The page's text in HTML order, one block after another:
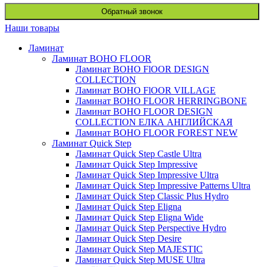
Обратный звонок
Наши товары
Ламинат
Ламинат BOHO FLOOR
Ламинат BOHO FlOOR DESIGN
COLLECTION
Ламинат BOHO FlOOR VILLAGE
Ламинат BOHO FLOOR HERRINGBONE
Ламинат BOHO FLOOR DESIGN
COLLECTION ЕЛКА АНГЛИЙСКАЯ
Ламинат BOHO FLOOR FOREST NEW
Ламинат Quick Step
Ламинат Quick Step Castle Ultra
Ламинат Quick Step Impressive
Ламинат Quick Step Impressive Ultra
Ламинат Quick Step Impressive Patterns Ultra
Ламинат Quick Step Classic Plus Hydro
Ламинат Quick Step Eligna
Ламинат Quick Step Eligna Wide
Ламинат Quick Step Perspective Hydro
Ламинат Quick Step Desire
Ламинат Quick Step MAJESTIC
Ламинат Quick Step MUSE Ultra